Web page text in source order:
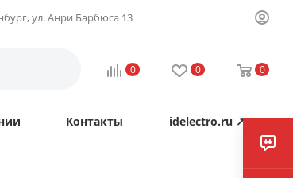
ул. Анри Барбюса 13
0 0 0
Контакты idelectro.ru ↗